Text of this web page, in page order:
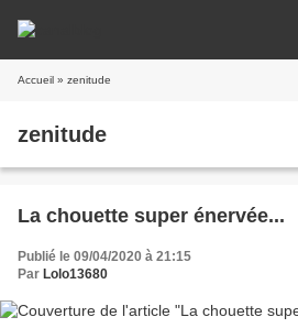
Accueil » zenitude
zenitude
La chouette super énervée...
Publié le 09/04/2020 à 21:15
Par Lolo13680